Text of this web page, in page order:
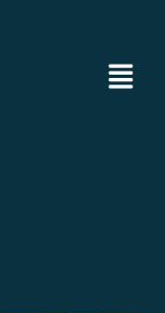
Menú